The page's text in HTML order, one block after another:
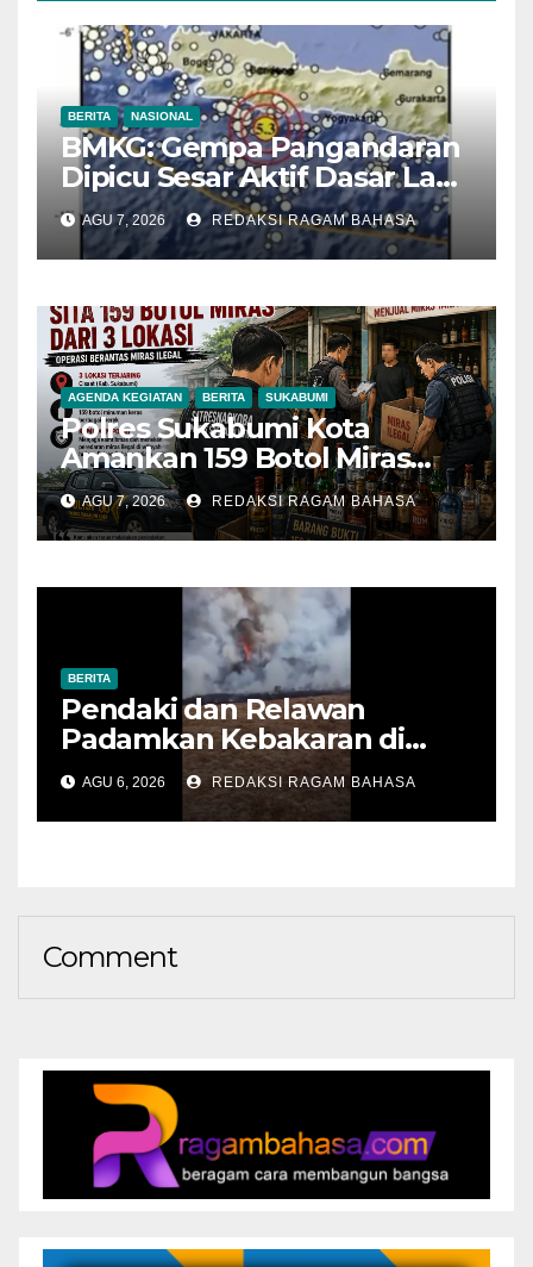
BERITA NASIONAL
BMKG: Gempa Pangandaran
Dipicu Sesar Aktif Dasar Laut,
Getarannya Terasa hingga
Sukabumi
AGU 7, 2026 REDAKSI RAGAM BAHASA
AGENDA KEGIATAN BERITA SUKABUMI
Polres Sukabumi Kota
Amankan 159 Botol Miras
Ilegal dari Tiga Lokasi dalam
Operasi Penyakit Masyarakat
AGU 7, 2026 REDAKSI RAGAM BAHASA
BERITA
Pendaki dan Relawan
Padamkan Kebakaran di
Alun-alun Suryakencana
Sebelum Meluas
AGU 6, 2026 REDAKSI RAGAM BAHASA
Comment